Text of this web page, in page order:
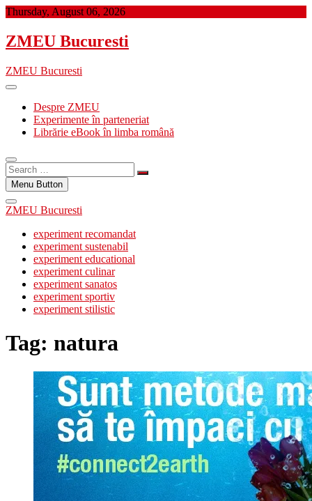
Skip
content
Thursday, August 06, 2026
ZMEU Bucuresti
ZMEU Bucuresti
Despre ZMEU
Experimente în parteneriat
Librărie eBook în limba română
Search
…Menu Button
ZMEU Bucuresti
experiment recomandat
experiment sustenabil
experiment educational
experiment culinar
experiment sanatos
experiment sportiv
experiment stilistic
Tag: natura